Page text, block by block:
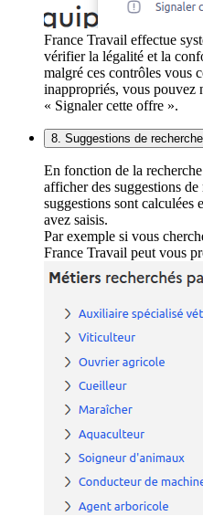
France Travail effectue
vérifier la légalité et la
malgré ces contrôles vous
inappropriés, vous pouvez
« Signaler cette offre ».
8. Suggestions de recherche
En fonction de la
afficher des suggestions
suggestions sont calculées
avez saisis.
Par exemple si vous
France Travail peut vous